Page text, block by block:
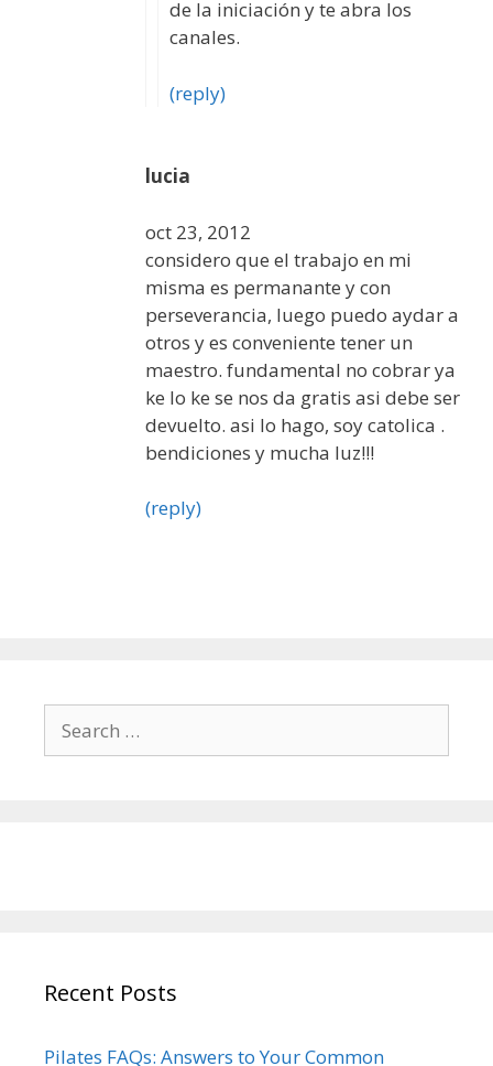
de la iniciación y te abra los
canales.
(reply)
lucia
oct 23, 2012
considero que el trabajo en mi
misma es permanante y con
perseverancia, luego puedo aydar a
otros y es conveniente tener un
maestro. fundamental no cobrar ya
ke lo ke se nos da gratis asi debe ser
devuelto. asi lo hago, soy catolica .
bendiciones y mucha luz!!!
(reply)
for:
Recent Posts
Pilates FAQs: Answers to Your Common